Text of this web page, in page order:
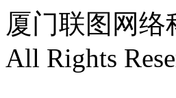
厦门联图网络
All Rights